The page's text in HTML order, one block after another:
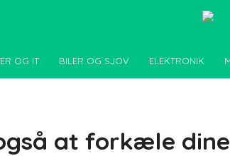
OG IT BILER OG SJOV ELEKTRONIK
at forkæle